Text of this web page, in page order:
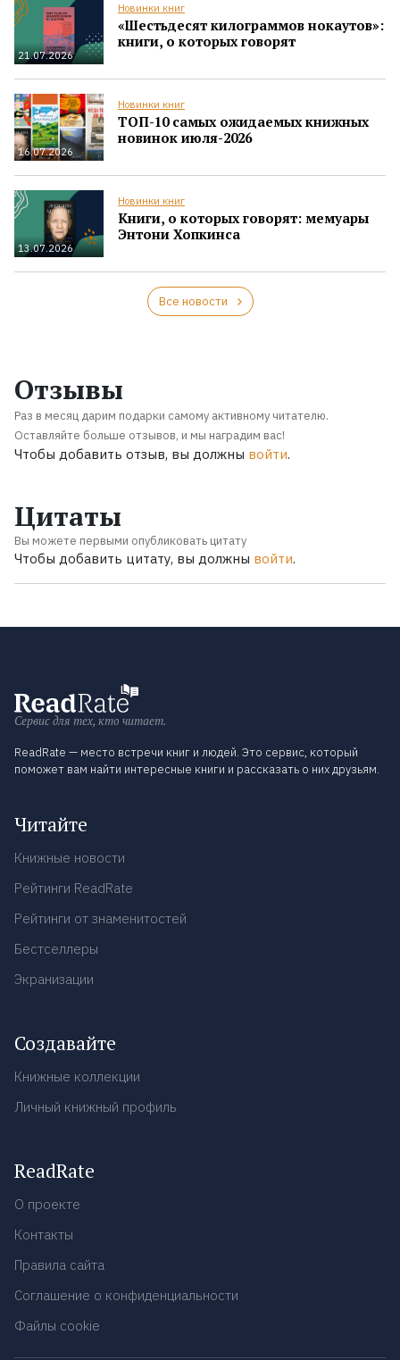
21.07.2026
Новинки книг
«Шестьдесят килограммов нокаутов»:
книги, о которых говорят
16.07.2026
Новинки книг
ТОП-10 самых ожидаемых книжных
новинок июля-2026
13.07.2026
Новинки книг
Книги, о которых говорят: мемуары
Энтони Хопкинса
Все новости
Отзывы
Раз в месяц дарим подарки самому активному читателю.
Оставляйте больше отзывов, и мы наградим вас!
Чтобы добавить отзыв, вы должны войти.
Цитаты
Вы можете первыми опубликовать цитату
Чтобы добавить цитату, вы должны войти.
Сервис для тех, кто читает.
ReadRate — место встречи книг и людей. Это сервис, который
поможет вам найти интересные книги и рассказать о них друзьям.
Читайте
Книжные новости
Рейтинги ReadRate
Рейтинги от знаменитостей
Бестселлеры
Экранизации
Создавайте
Книжные коллекции
Личный книжный профиль
ReadRate
О проекте
Контакты
Правила сайта
Соглашение о конфиденциальности
Файлы cookie